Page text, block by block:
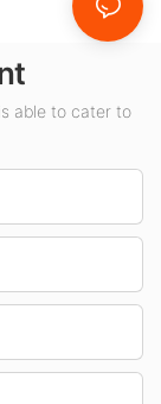
able to cater to